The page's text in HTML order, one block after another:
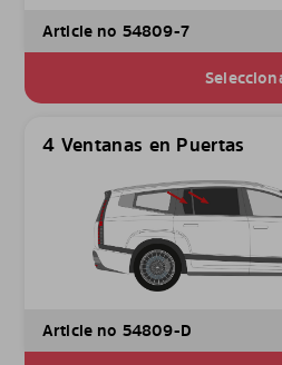
Article no 54809-7
4 Ventanas en Puertas
Article no 54809-D